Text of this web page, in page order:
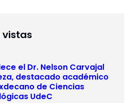
vistas
el Dr. Nelson Carvajal
destacado académico
de Ciencias
UdeC